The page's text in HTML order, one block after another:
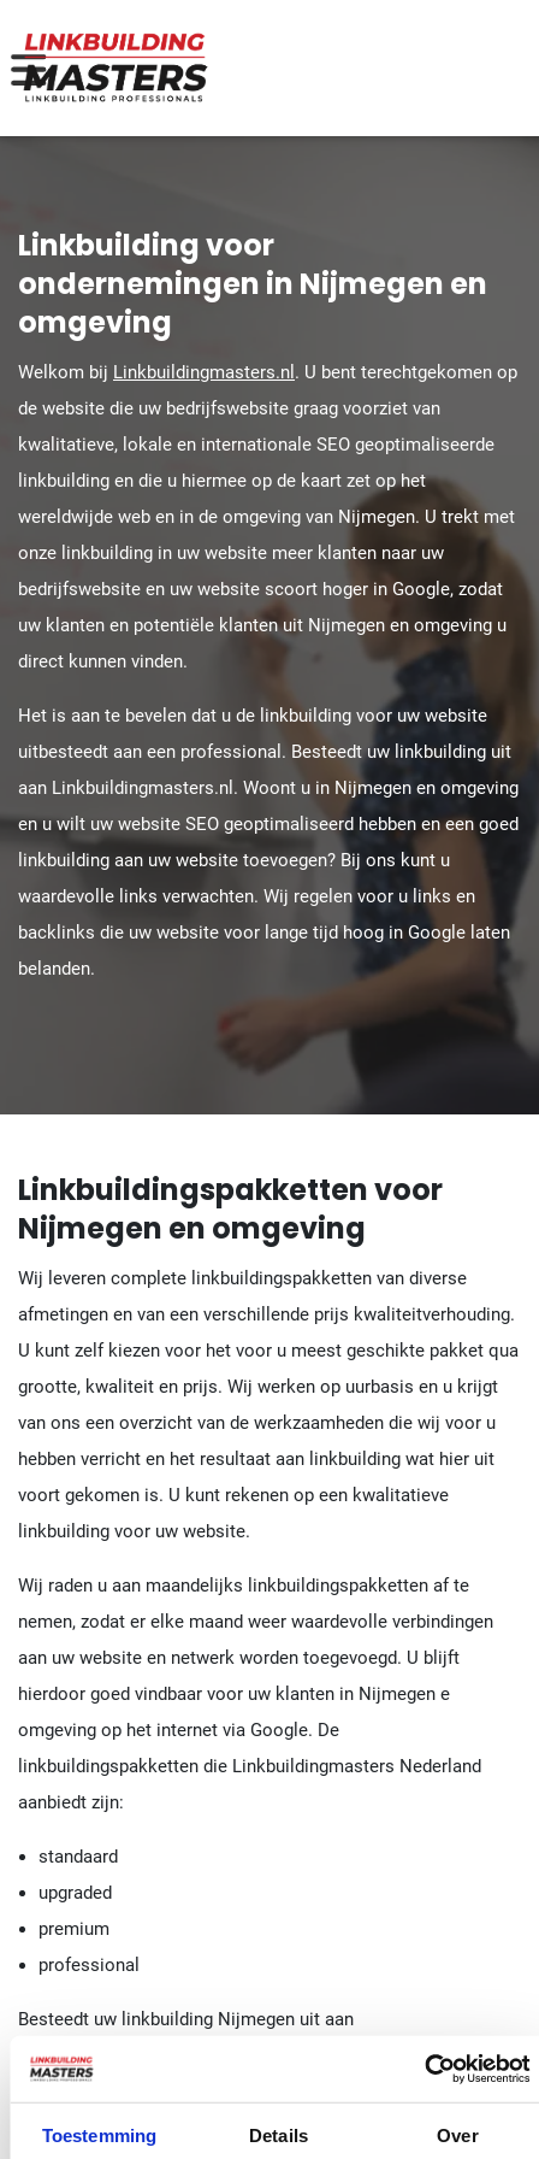
Toestemming Details Over
Linkbuilding voor
ondernemingen in Nijmegen en
omgeving
Welkom bij Linkbuildingmasters.nl . U bent terechtgekomen op
de website die uw bedrijfswebsite graag voorziet van
kwalitatieve, lokale en internationale SEO geoptimaliseerde
linkbuilding en die u hiermee op de kaart zet op het
wereldwijde web en in de omgeving van Nijmegen. U trekt met
onze linkbuilding in uw website meer klanten naar uw
bedrijfswebsite en uw website scoort hoger in Google, zodat
uw klanten en potentiële klanten uit Nijmegen en omgeving u
direct kunnen vinden.
Het is aan te bevelen dat u de linkbuilding voor uw website
uitbesteedt aan een professional. Besteedt uw linkbuilding uit
aan Linkbuildingmasters.nl. Woont u in Nijmegen en omgeving
en u wilt uw website SEO geoptimaliseerd hebben en een goed
linkbuilding aan uw website toevoegen? Bij ons kunt u
waardevolle links verwachten. Wij regelen voor u links en
backlinks die uw website voor lange tijd hoog in Google laten
belanden.
Linkbuildingspakketten voor
Nijmegen en omgeving
Wij leveren complete linkbuildingspakketten van diverse
afmetingen en van een verschillende prijs kwaliteitverhouding.
U kunt zelf kiezen voor het voor u meest geschikte pakket qua
grootte, kwaliteit en prijs. Wij werken op uurbasis en u krijgt
van ons een overzicht van de werkzaamheden die wij voor u
hebben verricht en het resultaat aan linkbuilding wat hier uit
voort gekomen is. U kunt rekenen op een kwalitatieve
linkbuilding voor uw website.
Wij raden u aan maandelijks linkbuildingspakketten af te
nemen, zodat er elke maand weer waardevolle verbindingen
aan uw website en netwerk worden toegevoegd. U blijft
hierdoor goed vindbaar voor uw klanten in Nijmegen e
omgeving op het internet via Google. De
linkbuildingspakketten die Linkbuildingmasters Nederland
aanbiedt zijn:
standaard
upgraded
premium
professional
Besteedt uw linkbuilding Nijmegen uit aan
Linkbuildingmasters.nl
Bij ons bedrijf treft u de specialisten in linkbuilding die precies
weten waar u moet zijn. Wij bouwen op professionle wijze